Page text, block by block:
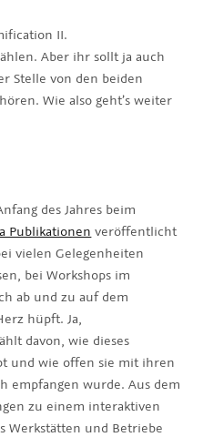
II.
Aber ihr sollt ja auch
Stelle von den beiden
Wie also geht’s weiter
des Jahres beim
Publikationen veröffentlicht
vielen Gelegenheiten
bei Workshops im
ab und zu auf dem
hüpft. Ja,
davon, wie dieses
und wie offen sie mit ihren
empfangen wurde. Aus dem
zu einem interaktiven
Werkstätten und Betriebe